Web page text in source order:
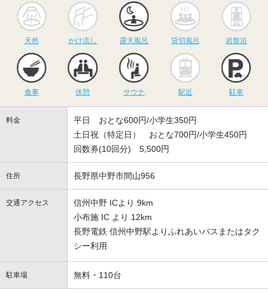
天然
かけ流し
かけ流し
露天風呂
露天風呂
貸切風呂
貸切風呂 岩盤浴
食事 休憩
サウナ
サウナ 駅近 駐車
料金
平日 おとな600円/小学生350円
土日祝（特定日） おとな700円/小学生450円
回数券(10回分) 5,500円
住所 長野県中野市間山956
交通アクセス
信州中野 ICより 9km
小布施 IC より 12km
長野電鉄 信州中野駅よりふれあいバスまたはタク
シー利用
駐車場 無料・110台